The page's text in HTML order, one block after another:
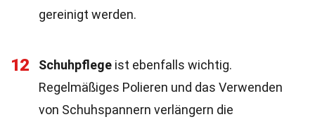
gereinigt werden.
12 Schuhpflege ist ebenfalls wichtig.
Regelmäßiges Polieren und das Verwenden
von Schuhspannern verlängern die